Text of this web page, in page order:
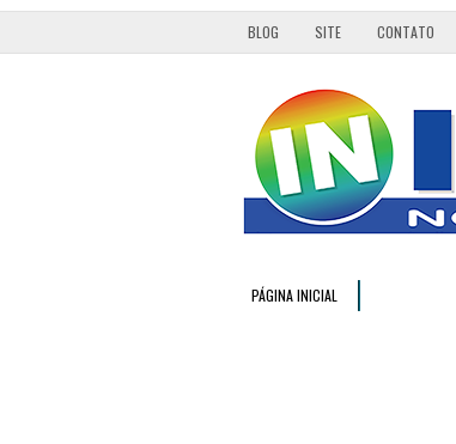
BLOG SITE CONTATO
PÁGINA INICIAL